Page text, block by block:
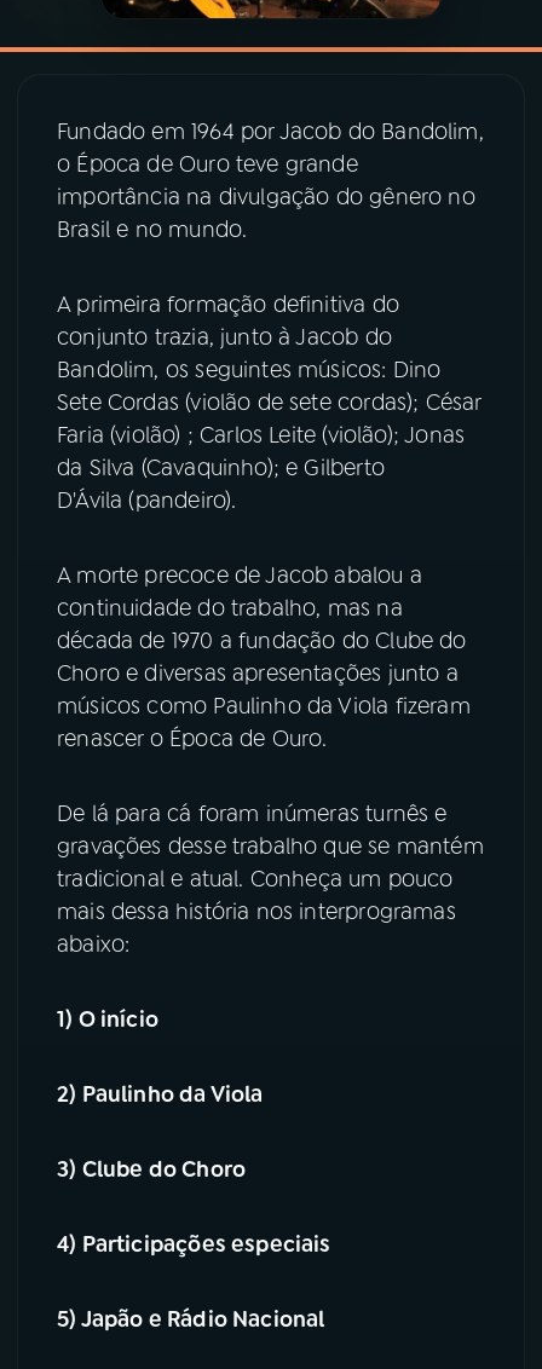
08 PRÊMIO RÁDIO MEC
ACOMPANHE A RÁDIO MEC
Instagram X
TikTok
Fundado em 1964 por Jacob do Bandolim,
o Época de Ouro teve grande
importância na divulgação do gênero no
Brasil e no mundo.
A primeira formação definitiva do
conjunto trazia, junto à Jacob do
Bandolim, os seguintes músicos: Dino
Sete Cordas (violão de sete cordas); César
Faria (violão) ; Carlos Leite (violão); Jonas
da Silva (Cavaquinho); e Gilberto
D'Ávila (pandeiro).
A morte precoce de Jacob abalou a
continuidade do trabalho, mas na
década de 1970 a fundação do Clube do
Choro e diversas apresentações junto a
músicos como Paulinho da Viola fizeram
renascer o Época de Ouro.
De lá para cá foram inúmeras turnês e
gravações desse trabalho que se mantém
tradicional e atual. Conheça um pouco
mais dessa história nos interprogramas
abaixo:
1) O início
2) Paulinho da Viola
3) Clube do Choro
4) Participações especiais
5) Japão e Rádio Nacional